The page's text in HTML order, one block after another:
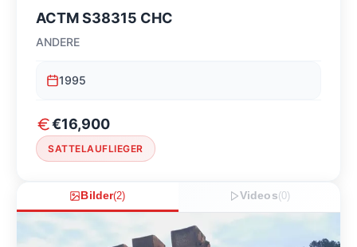
ACTM S38315 CHC
ANDERE
1995
€16,900
SATTELAUFLIEGER
Bilder(2) Videos(0)